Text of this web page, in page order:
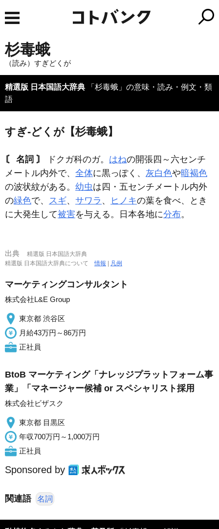
杉毒蛾
（読み）すぎどくが
精選版 日本国語大辞典 「杉毒蛾」の意味・読み・例文・類
語
すぎ‐どくが【杉毒蛾】
〘 名詞 〙 ドクガ科のガ。 はねの開張四～六センチ
メートル内外で、 全体に黒っぽく、 灰白色や暗褐色
の波状紋がある。 幼虫は四・五センチメートル内外
の緑色で、 スギ、 サワラ 、 ヒノキの葉を食べ、とき
に大発生して被害を与える。日本各地に分布。
出典
精選版 日本国語大辞典
精選版 日本国語大辞典について情報 凡例
マーケティングコンサルタント
株式会社L&E Group
東京都 渋谷区
月給43万円～86万円
正社員
BtoB マーケティング「ナレッジプラットフォーム事
業」「マネージャー候補 or スペシャリスト採用
株式会社ビザスク
東京都 目黒区
年収700万円～1,000万円
正社員
Sponsored by
関連語 名詞